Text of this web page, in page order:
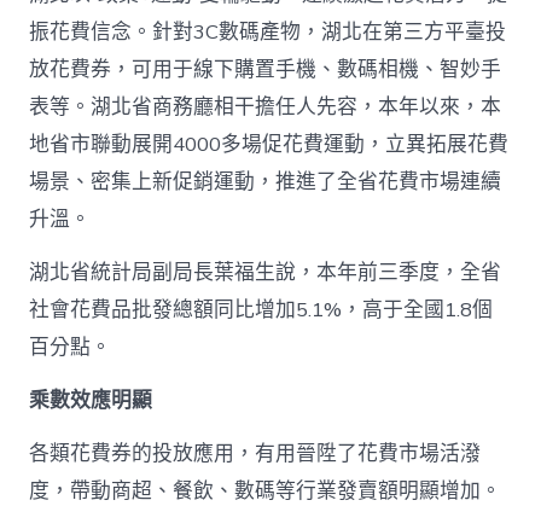
振花費信念。針對3C數碼產物，湖北在第三方平臺投
放花費券，可用于線下購置手機、數碼相機、智妙手
表等。湖北省商務廳相干擔任人先容，本年以來，本
地省市聯動展開4000多場促花費運動，立異拓展花費
場景、密集上新促銷運動，推進了全省花費市場連續
升溫。
湖北省統計局副局長葉福生說，本年前三季度，全省
社會花費品批發總額同比增加5.1%，高于全國1.8個
百分點。
乘數效應明顯
各類花費券的投放應用，有用晉陞了花費市場活潑
度，帶動商超、餐飲、數碼等行業發賣額明顯增加。